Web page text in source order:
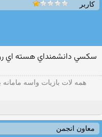
کاربر
سكسي دانشمنداي هسته اي
همه لات بازیات واسه مامانه
معاون انجمن